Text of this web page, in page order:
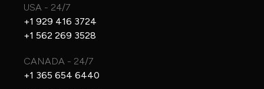
USA - 24/7
+1 929 416 3724
+1 562 269 3528
CANADA - 24/7
+1 365 654 6440